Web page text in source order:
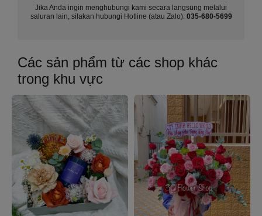
Jika Anda ingin menghubungi kami secara langsung melalui
saluran lain, silakan hubungi Hotline (atau Zalo): 035-680-5699
Các sản phẩm từ các shop khác
trong khu vực